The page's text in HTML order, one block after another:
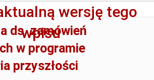
wersję tego
wpisu
ds. zamówień
w programie
przyszłości